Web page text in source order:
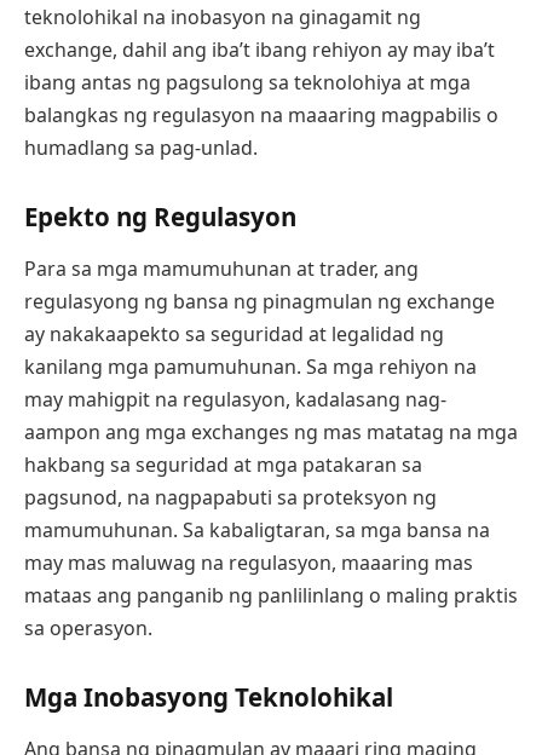
teknolohikal na inobasyon na ginagamit ng
exchange, dahil ang iba’t ibang rehiyon ay may iba’t
ibang antas ng pagsulong sa teknolohiya at mga
balangkas ng regulasyon na maaaring magpabilis o
humadlang sa pag-unlad.
Epekto ng Regulasyon
Para sa mga mamumuhunan at trader, ang
regulasyong ng bansa ng pinagmulan ng exchange
ay nakakaapekto sa seguridad at legalidad ng
kanilang mga pamumuhunan. Sa mga rehiyon na
may mahigpit na regulasyon, kadalasang nag-
aampon ang mga exchanges ng mas matatag na mga
hakbang sa seguridad at mga patakaran sa
pagsunod, na nagpapabuti sa proteksyon ng
mamumuhunan. Sa kabaligtaran, sa mga bansa na
may mas maluwag na regulasyon, maaaring mas
mataas ang panganib ng panlilinlang o maling praktis
sa operasyon.
Mga Inobasyong Teknolohikal
Ang bansa ng pinagmulan ay maaari ring maging